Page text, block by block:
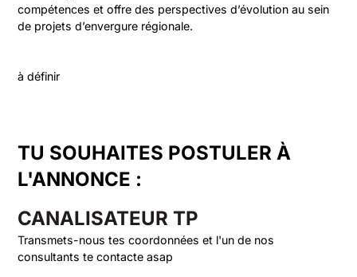
compétences et offre des perspectives d’évolution au sein
de projets d’envergure régionale.
à définir
TU SOUHAITES POSTULER À
L'ANNONCE :
CANALISATEUR TP
Transmets-nous tes coordonnées et l'un de nos
consultants te contacte asap